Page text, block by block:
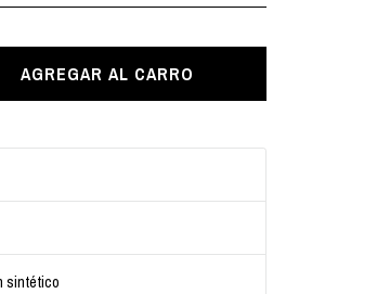
AGREGAR AL CARRO
sintético